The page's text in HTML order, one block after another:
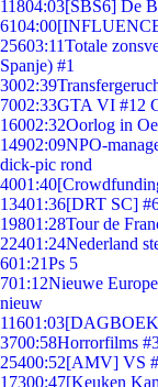
11804:03[SBS6] De
6104:00
25603:11Totale
Spanje) #1
3002:39
7002:33GTA VI #12
16002:32Oorlog in
14902:09NPO-
dick-pic rond
4001:40
13401:36[DRT SC]
19801:28Tour de
22401:24Nederland
601:21Ps 5
701:12Nieuwe
nieuw
11601:03
3700:58Horrorfilms
25400:52[AMV] VS
17300:47[Keuken